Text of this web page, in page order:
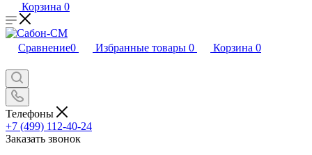
Корзина 0
Сравнение0 Избранные товары 0 Корзина 0
Телефоны
+7 (499) 112-40-24
Заказать звонок